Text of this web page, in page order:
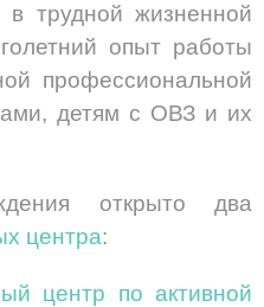
трудной жизненной
опыт работы
профессиональной
детям с ОВЗ и их
открыто два
центра:
центр по активной